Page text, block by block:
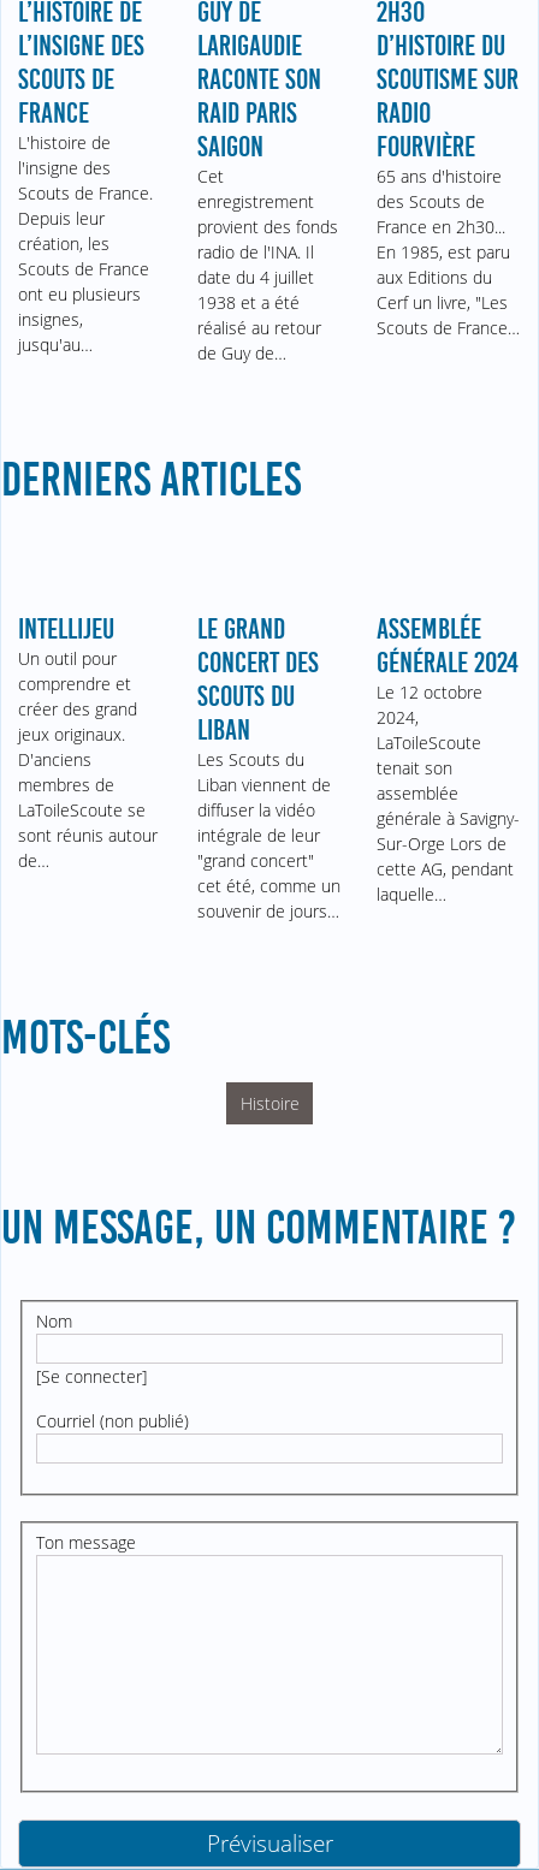
L’HISTOIRE DE
L’INSIGNE DES
SCOUTS DE
FRANCE
L'histoire de
l'insigne des
Scouts de France.
Depuis leur
création, les
Scouts de France
ont eu plusieurs
insignes,
jusqu'au…
GUY DE
LARIGAUDIE
RACONTE SON
RAID PARIS
SAIGON
Cet
enregistrement
provient des fonds
radio de l'INA. Il
date du 4 juillet
1938 et a été
réalisé au retour
de Guy de…
2H30
D’HISTOIRE DU
SCOUTISME SUR
RADIO
FOURVIÈRE
65 ans d'histoire
des Scouts de
France en 2h30...
En 1985, est paru
aux Editions du
Cerf un livre, "Les
Scouts de France…
DERNIERS ARTICLES
INTELLIJEU
Un outil pour
comprendre et
créer des grand
jeux originaux.
D'anciens
membres de
LaToileScoute se
sont réunis autour
de…
LE GRAND
CONCERT DES
SCOUTS DU
LIBAN
Les Scouts du
Liban viennent de
diffuser la vidéo
intégrale de leur
"grand concert"
cet été, comme un
souvenir de jours…
ASSEMBLÉE
GÉNÉRALE 2024
Le 12 octobre
2024,
LaToileScoute
tenait son
assemblée
générale à Savigny-
Sur-Orge Lors de
cette AG, pendant
laquelle…
MOTS-CLÉS
Histoire
UN MESSAGE, UN COMMENTAIRE ?
Nom
[Se connecter]
Courriel (non publié)
Ton message